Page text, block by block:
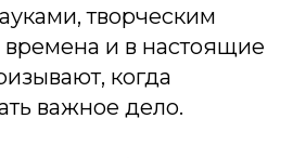
творческим
и в настоящие
когда
важное дело.